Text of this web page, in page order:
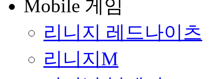
Mobile 게임
리니지 레드나이츠
리니지M